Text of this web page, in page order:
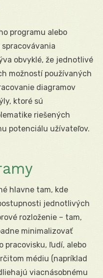
programu alebo
obvyklé, že jednotlivé
možností používaných
diagramov
ktoré sú
riešených
potenciálu užívateľov.
hlavne tam, kde
jednotlivých
rozloženie – tam,
minimalizovať
pracovisku, ľudí, alebo
médiu (napríklad
viacnásobnému